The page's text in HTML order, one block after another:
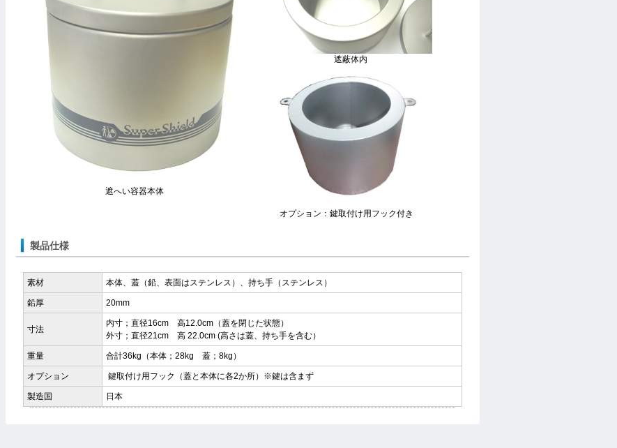
遮へい容器本体
遮蔽体内
オプション：鍵取付け用フック付き
製品仕様
素材 本体、蓋（鉛、表面はステンレス）、持ち手（ステンレス）
鉛厚 20mm
寸法
内寸；直径16cm 高12.0cm（蓋を閉じた状態）
外寸；直径21cm 高 22.0cm (高さは蓋、持ち手を含む）
重量 合計36kg（本体；28kg 蓋；8kg）
オプション 鍵取付け用フック（蓋と本体に各2か所）※鍵は含まず
製造国 日本